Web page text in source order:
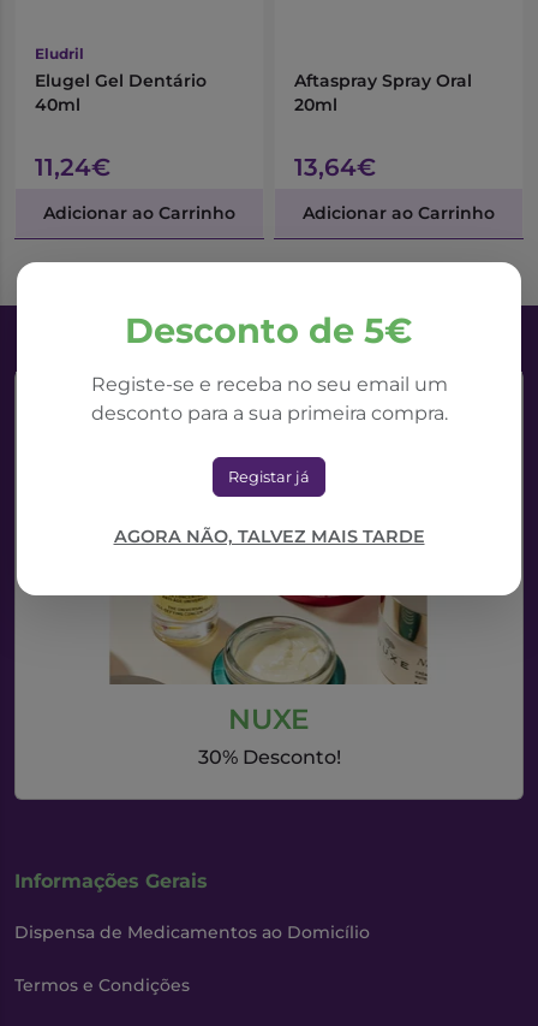
Desconto de 5€
Registe-se e receba no seu email um
desconto para a sua primeira compra.
Registar já
AGORA NÃO, TALVEZ MAIS TARDE
Eludril
Elugel Gel Dentário
40ml
11,24€
Adicionar ao Carrinho
Aftaspray Spray Oral
20ml
13,64€
Adicionar ao Carrinho
NUXE
30% Desconto!
Informações Gerais
Dispensa de Medicamentos ao Domicílio
Termos e Condições